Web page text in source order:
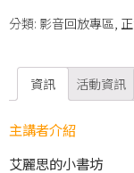
分類: 影音回放專區,
資訊 活動資訊
主講者介紹
艾麗思的小書坊